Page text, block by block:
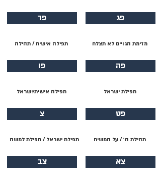
פג
מזימת הגויים לא תצלח
פה
תפילת ישראל
פט
תהילת ה׳ / על המשיח
צא
פד
תפילה אישית / תהילה
פו
תפילה אישית/ישראל
צ
תפילת ישראל / תפילת למשה
צב